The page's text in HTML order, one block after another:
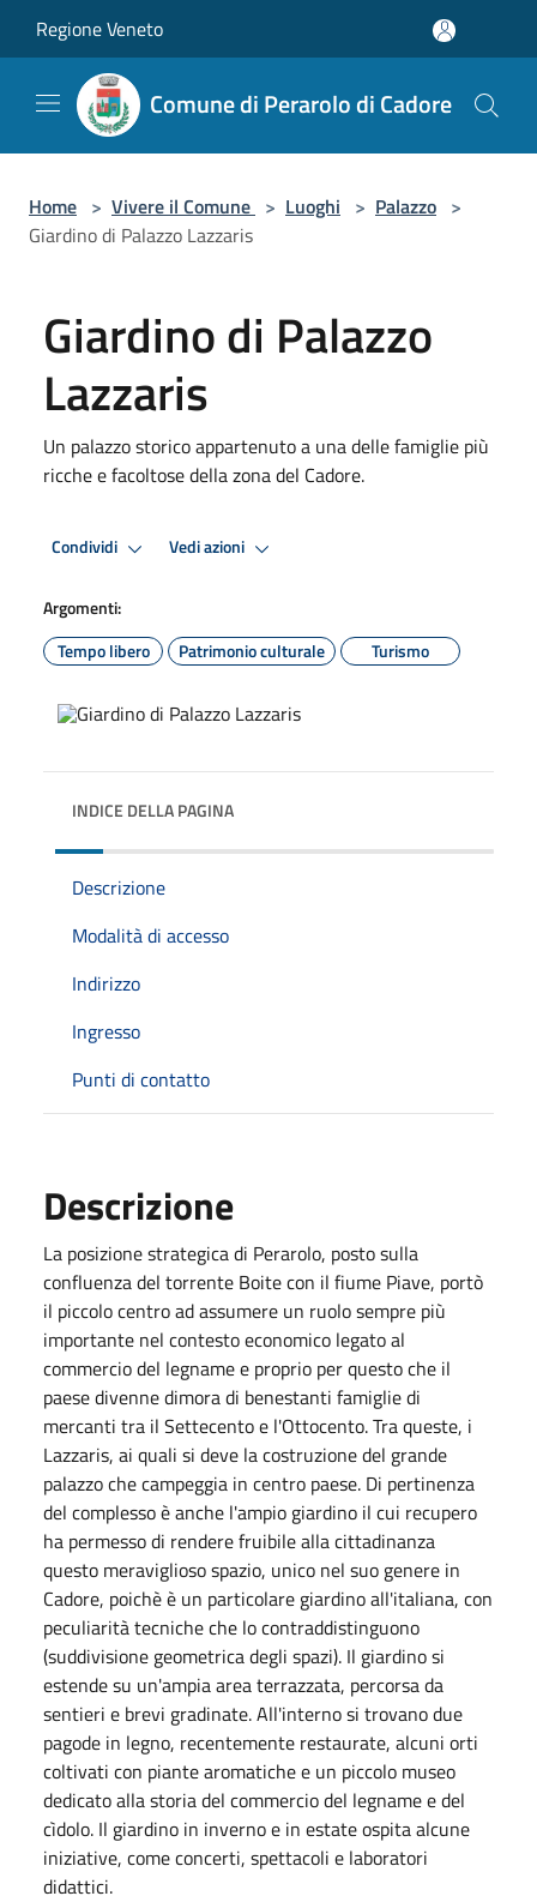
Regione Veneto
Comune di Perarolo di Cadore
Home > Vivere il Comune > Luoghi > Palazzo >
Giardino di Palazzo Lazzaris
Giardino di Palazzo
Lazzaris
Un palazzo storico appartenuto a una delle famiglie più
ricche e facoltose della zona del Cadore.
Condividi Vedi azioni
Argomenti:
Tempo libero
Patrimonio culturale Turismo
INDICE DELLA PAGINA
Descrizione
Modalità di accesso
Indirizzo
Ingresso
Punti di contatto
Descrizione
La posizione strategica di Perarolo, posto sulla
confluenza del torrente Boite con il fiume Piave, portò
il piccolo centro ad assumere un ruolo sempre più
importante nel contesto economico legato al
commercio del legname e proprio per questo che il
paese divenne dimora di benestanti famiglie di
mercanti tra il Settecento e l'Ottocento. Tra queste, i
Lazzaris, ai quali si deve la costruzione del grande
palazzo che campeggia in centro paese. Di pertinenza
del complesso è anche l'ampio giardino il cui recupero
ha permesso di rendere fruibile alla cittadinanza
questo meraviglioso spazio, unico nel suo genere in
Cadore, poichè è un particolare giardino all'italiana, con
peculiarità tecniche che lo contraddistinguono
(suddivisione geometrica degli spazi). Il giardino si
estende su un'ampia area terrazzata, percorsa da
sentieri e brevi gradinate. All'interno si trovano due
pagode in legno, recentemente restaurate, alcuni orti
coltivati con piante aromatiche e un piccolo museo
dedicato alla storia del commercio del legname e del
cìdolo. Il giardino in inverno e in estate ospita alcune
iniziative, come concerti, spettacoli e laboratori
didattici.